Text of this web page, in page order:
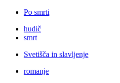
Po smrti
hudič
smrt
Svetišča in slavljenje
romanje